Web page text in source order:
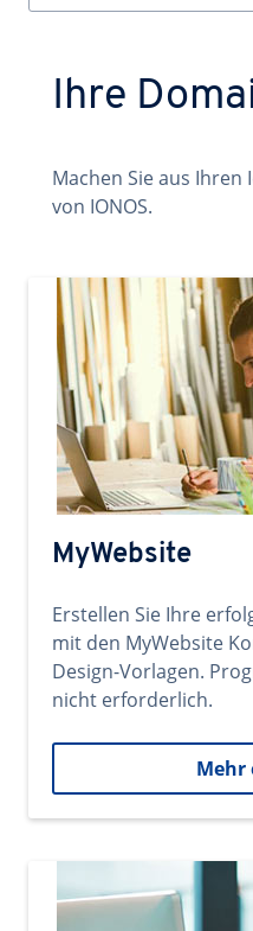
Ihre
Machen Sie aus Ihren
von IONOS.
MyWebsite
Erstellen Sie Ihre
mit den MyWebsite
Design-Vorlagen.
nicht erforderlich.
Mehr